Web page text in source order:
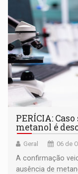
PERÍCIA:
metanol é
Geral 06 de
A confirmação
ausência de